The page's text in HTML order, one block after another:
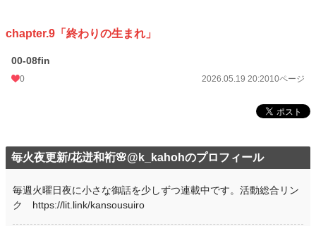
chapter.9「終わりの生まれ」
00-08fin
0 2026.05.19 20:2010ページ
毎火夜更新/花迸和裄🌸@k_kahohのプロフィール
毎週火曜日夜に小さな御話を少しずつ連載中です。活動総合リン
ク https://lit.link/kansousuiro